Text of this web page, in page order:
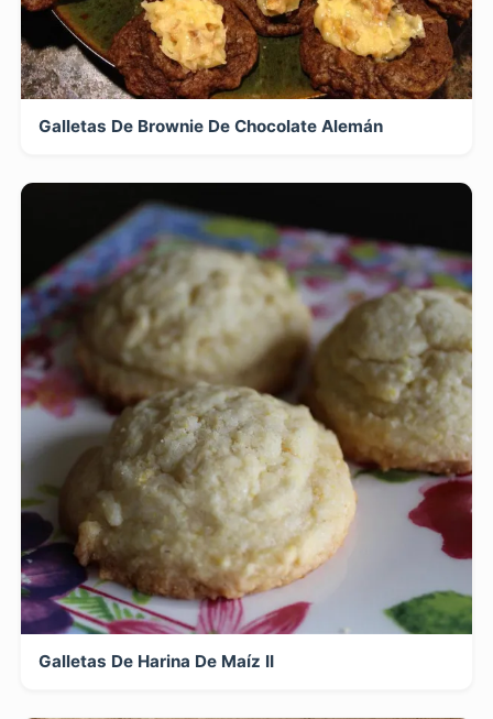
Galletas De Brownie De Chocolate Alemán
Galletas De Harina De Maíz II